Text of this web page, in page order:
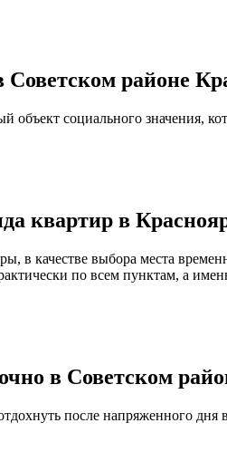
Советском районе
объект социального значения,
квартир в
, в качестве выбора места
по всем пунктам, а
в Советском
после напряженного дня